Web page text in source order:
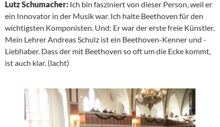
Lutz Schumacher: Ich bin fasziniert von dieser Person, weil er
ein Innovator in der Musik war. Ich halte Beethoven für den
wichtigsten Komponisten. Und: Er war der erste freie Künstler.
Mein Lehrer Andreas Schulz ist ein Beethoven-Kenner und -
Liebhaber. Dass der mit Beethoven so oft um die Ecke kommt,
ist auch klar. (lacht)